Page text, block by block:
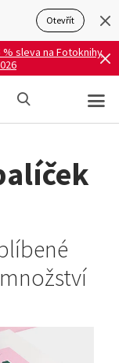
Otevřít
sleva na Fotoknihy